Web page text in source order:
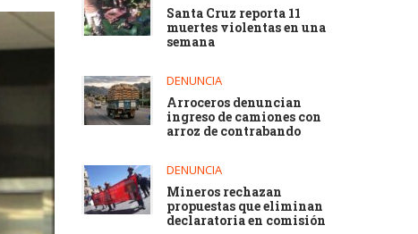
Santa Cruz reporta 11
muertes violentas en una
semana
DENUNCIA
Arroceros denuncian
ingreso de camiones con
arroz de contrabando
DENUNCIA
Mineros rechazan
propuestas que eliminan
declaratoria en comisión